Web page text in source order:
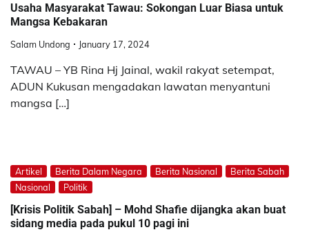
Usaha Masyarakat Tawau: Sokongan Luar Biasa untuk
Mangsa Kebakaran
Salam Undong January 17, 2024
TAWAU – YB Rina Hj Jainal, wakil rakyat setempat,
ADUN Kukusan mengadakan lawatan menyantuni
mangsa […]
Artikel Berita Dalam Negara Berita Nasional
Berita Sabah
Nasional
Politik
[Krisis Politik Sabah] – Mohd Shafie dijangka akan buat
sidang media pada pukul 10 pagi ini